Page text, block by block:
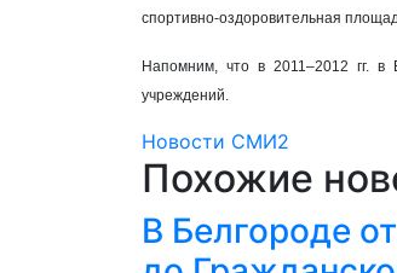
спортивно-оздоровительная
Напомним, что в 2011–2012 гг.в
учреждений.
Новости СМИ2
Похожие
В Белгороде